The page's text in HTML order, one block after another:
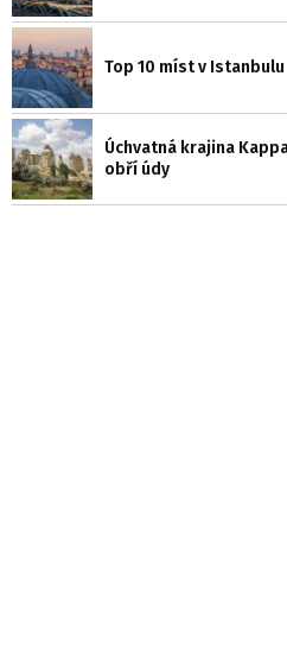
Top 10 míst v Istanbulu
Úchvatná krajina
obří údy